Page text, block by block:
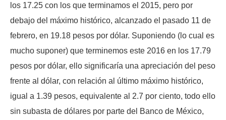
los 17.25 con los que terminamos el 2015, pero por
debajo del máximo histórico, alcanzado el pasado 11 de
febrero, en 19.18 pesos por dólar. Suponiendo (lo cual es
mucho suponer) que terminemos este 2016 en los 17.79
pesos por dólar, ello significaría una apreciación del peso
frente al dólar, con relación al último máximo histórico,
igual a 1.39 pesos, equivalente al 2.7 por ciento, todo ello
sin subasta de dólares por parte del Banco de México,